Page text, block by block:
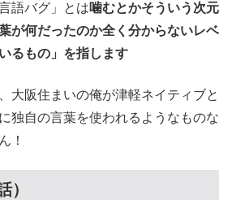
語バグ」とは噛むとかそういう次元
が何だったのか全く分からないレベ
るもの」を指します
大阪住まいの俺が津軽ネイティブと
独自の言葉を使われるようなものな
！
）